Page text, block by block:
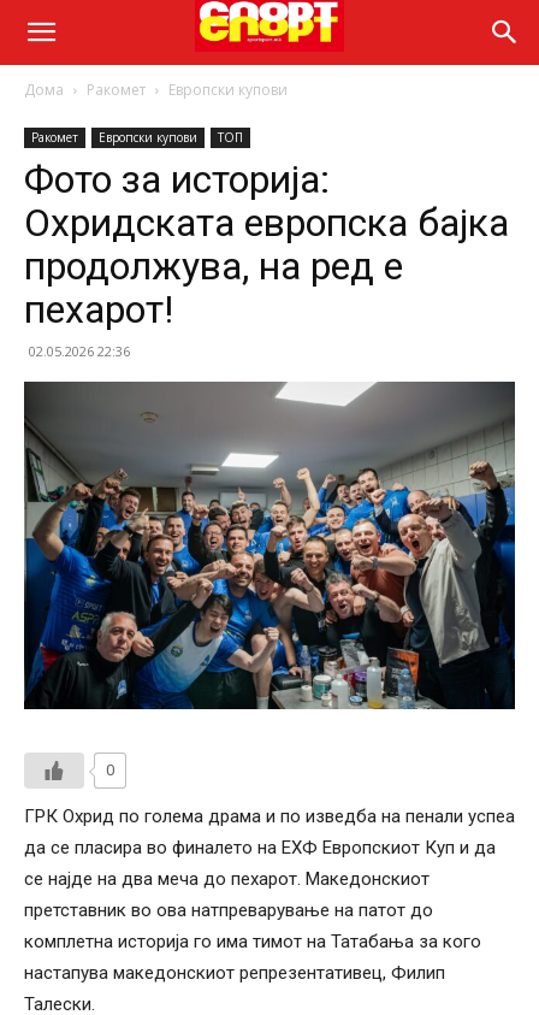
Дома Ракомет Европски купови
Ракомет Европски купови ТОП
Фото за историја:
Охридската европска бајка
продолжува, на ред е
пехарот!
02.05.2026 22:36
0
ГРК Охрид по голема драма и по изведба на пенали успеа
да се пласира во финалето на ЕХФ Европскиот Куп и да
се најде на два меча до пехарот. Македонскиот
претставник во ова натпреварување на патот до
комплетна историја го има тимот на Татабања за кого
настапува македонскиот репрезентативец, Филип
Талески.